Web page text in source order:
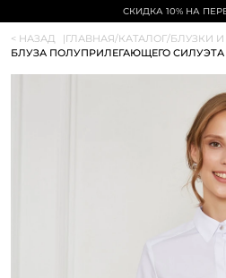
СКИДКА 10% НА
< НАЗАД |ГЛАВНАЯ/КАТАЛОГ/БЛУЗКИ
БЛУЗА ПОЛУПРИЛЕГАЮЩЕГО СИЛУЭТА